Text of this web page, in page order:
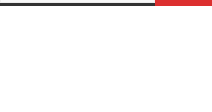
info@floralmile.ru